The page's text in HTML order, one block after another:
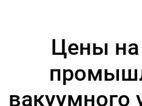
Цены
вакуумного